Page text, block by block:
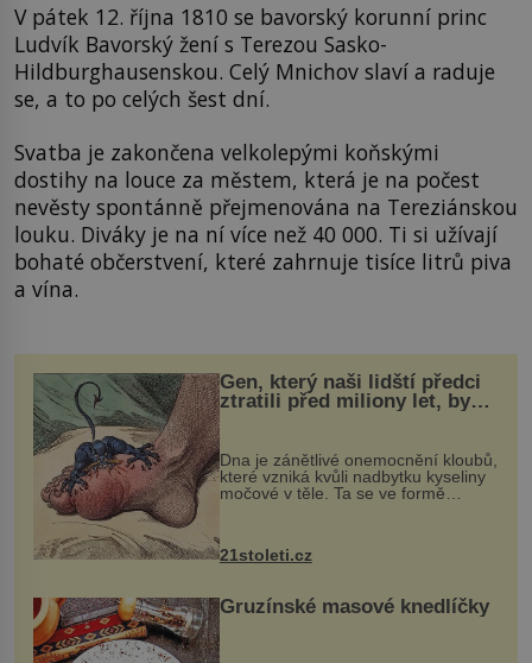
V pátek 12. října 1810 se bavorský korunní princ
Ludvík Bavorský žení s Terezou Sasko-
Hildburghausenskou. Celý Mnichov slaví a raduje
se, a to po celých šest dní.
Svatba je zakončena velkolepými koňskými
dostihy na louce za městem, která je na počest
nevěsty spontánně přejmenována na Tereziánskou
louku. Diváky je na ní více než 40 000. Ti si užívají
bohaté občerstvení, které zahrnuje tisíce litrů piva
a vína.
Gen, který naši lidští předci
ztratili před miliony let, by
mohl pomoci s léčbou
„nemoci králů“
Dna je zánětlivé onemocnění kloubů,
které vzniká kvůli nadbytku kyseliny
močové v těle. Ta se ve formě
nohou, a způsobuje bole...
21stoleti.cz
Gruzínské masové knedlíčky